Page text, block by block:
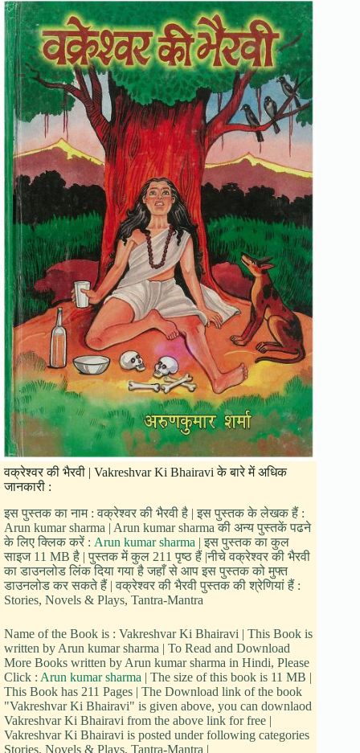
वक्रेश्वर की भैरवी | Vakreshvar Ki Bhairavi के बारे में अधिक
जानकारी :
इस पुस्तक का नाम : वक्रेश्वर की भैरवी है | इस पुस्तक के लेखक हैं :
Arun kumar sharma | Arun kumar sharma की अन्य पुस्तकें पढने
के लिए क्लिक करें : Arun kumar sharma | इस पुस्तक का कुल
साइज 11 MB है | पुस्तक में कुल 211 पृष्ठ हैं |नीचे वक्रेश्वर की भैरवी
का डाउनलोड लिंक दिया गया है जहाँ से आप इस पुस्तक को मुफ्त
डाउनलोड कर सकते हैं | वक्रेश्वर की भैरवी पुस्तक की श्रेणियां हैं :
Stories, Novels & Plays, Tantra-Mantra
Name of the Book is : Vakreshvar Ki Bhairavi | This Book is
written by Arun kumar sharma | To Read and Download
More Books written by Arun kumar sharma in Hindi, Please
Click : Arun kumar sharma | The size of this book is 11 MB |
This Book has 211 Pages | The Download link of the book
"Vakreshvar Ki Bhairavi" is given above, you can downlaod
Vakreshvar Ki Bhairavi from the above link for free |
Vakreshvar Ki Bhairavi is posted under following categories
Stories, Novels & Plays, Tantra-Mantra |